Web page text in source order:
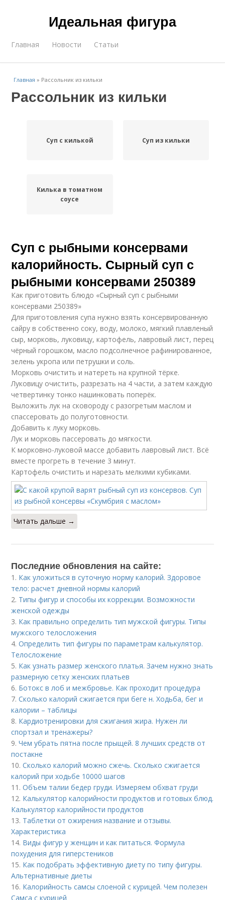
Идеальная фигура
Главная Новости Статьи
Главная » Рассольник из кильки
Рассольник из кильки
Суп с килькой Суп из кильки
Килька в томатном
соусе
Суп с рыбными консервами
калорийность. Сырный суп с
рыбными консервами 250389
Как приготовить блюдо «Сырный суп с рыбными
консервами 250389»
Для приготовления супа нужно взять консервированную
сайру в собственно соку, воду, молоко, мягкий плавленый
сыр, морковь, луковицу, картофель, лавровый лист, перец
чёрный горошком, масло подсолнечное рафинированное,
зелень укропа или петрушки и соль.
Морковь очистить и натереть на крупной тёрке.
Луковицу очистить, разрезать на 4 части, а затем каждую
четвертинку тонко нашинковать поперёк.
Выложить лук на сковороду с разогретым маслом и
спассеровать до полуготовности.
Добавить к луку морковь.
Лук и морковь пассеровать до мягкости.
К морковно-луковой массе добавить лавровый лист. Всё
вместе прогреть в течение 3 минут.
Картофель очистить и нарезать мелкими кубиками.
Читать дальше →
Последние обновления на сайте:
1. Как уложиться в суточную норму калорий. Здоровое
тело: расчет дневной нормы калорий
2. Типы фигур и способы их коррекции. Возможности
женской одежды
3. Как правильно определить тип мужской фигуры. Типы
мужского телосложения
4.Определить тип фигуры по параметрам калькулятор.
Телосложение
5. Как узнать размер женского платья. Зачем нужно знать
размерную сетку женских платьев
6. Ботокс в лоб и межбровье. Как проходит процедура
7.Сколько калорий сжигается при беге н. Ходьба, бег и
калории – таблицы
8. Кардиотренировки для сжигания жира. Нужен ли
спортзал и тренажеры?
9.Чем убрать пятна после прыщей. 8 лучших средств от
постакне
10.Сколько калорий можно сжечь. Сколько сжигается
калорий при ходьбе 10000 шагов
11.Объем талии бедер груди. Измеряем обхват груди
12. Калькулятор калорийности продуктов и готовых блюд.
Калькулятор калорийности продуктов
13. Таблетки от ожирения название и отзывы.
Характеристика
14. Виды фигур у женщин и как питаться. Формула
похудения для гиперстеников
15. Как подобрать эффективную диету по типу фигуры.
Альтернативные диеты
16. Калорийность самсы слоеной с курицей. Чем полезен
Самса с курицей